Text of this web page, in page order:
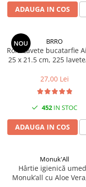
Sfoara si franghii
prindere
Mufe si conectori
Pavaje si borduri
Programatoare stropire
Termometre Meteo
Unelte gradinarit
Pentru toaleta si wc
Solutii pentru
Solutii specializate
Solutii profesionale
Solutii professionale
ADAUGA IN COS
NOU BRRO
Rola Lavete bucatarfie
25 x 21.5 cm, 225
27,00 Lei
452 IN STOC
ADAUGA IN COS
Monuk'All
Hârtie igienică
Monuk’all cu Aloe